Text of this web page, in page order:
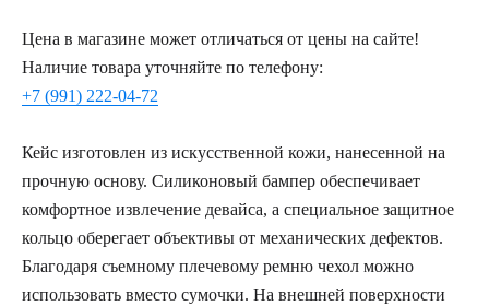
Цена в магазине может отличаться от цены на сайте!
Наличие товара уточняйте по телефону:
+7 (991) 222-04-72
Кейс изготовлен из искусственной кожи, нанесенной на
прочную основу. Силиконовый бампер обеспечивает
комфортное извлечение девайса, а специальное защитное
кольцо оберегает объективы от механических дефектов.
Благодаря съемному плечевому ремню чехол можно
использовать вместо сумочки. На внешней поверхности